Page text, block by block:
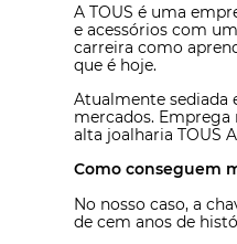
A TOUS é uma
e acessórios com
carreira como
que é hoje.
Atualmente sediada
mercados. Emprega
alta joalharia TOUS
Como conseguem
No nosso caso, a
de cem anos de